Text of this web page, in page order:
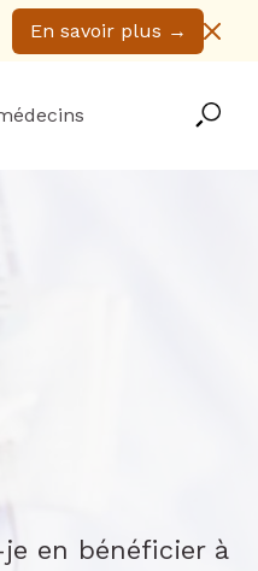
En savoir plus →
en bénéficier à